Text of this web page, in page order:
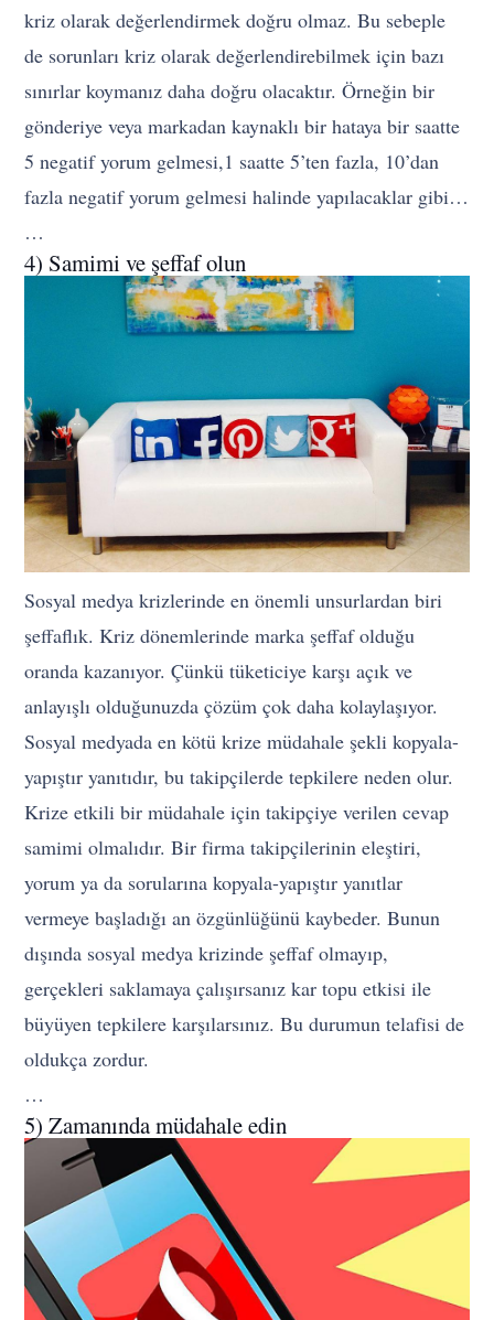
kriz olarak değerlendirmek doğru olmaz. Bu sebeple
de sorunları kriz olarak değerlendirebilmek için bazı
sınırlar koymanız daha doğru olacaktır. Örneğin bir
gönderiye veya markadan kaynaklı bir hataya bir saatte
5 negatif yorum gelmesi,1 saatte 5’ten fazla, 10’dan
fazla negatif yorum gelmesi halinde yapılacaklar gibi…
…
4) Samimi ve şeffaf olun
Sosyal medya krizlerinde en önemli unsurlardan biri
şeffaflık. Kriz dönemlerinde marka şeffaf olduğu
oranda kazanıyor. Çünkü tüketiciye karşı açık ve
anlayışlı olduğunuzda çözüm çok daha kolaylaşıyor.
Sosyal medyada en kötü krize müdahale şekli kopyala-
yapıştır yanıtıdır, bu takipçilerde tepkilere neden olur.
Krize etkili bir müdahale için takipçiye verilen cevap
samimi olmalıdır. Bir firma takipçilerinin eleştiri,
yorum ya da sorularına kopyala-yapıştır yanıtlar
vermeye başladığı an özgünlüğünü kaybeder. Bunun
dışında sosyal medya krizinde şeffaf olmayıp,
gerçekleri saklamaya çalışırsanız kar topu etkisi ile
büyüyen tepkilere karşılarsınız. Bu durumun telafisi de
oldukça zordur.
…
5) Zamanında müdahale edin